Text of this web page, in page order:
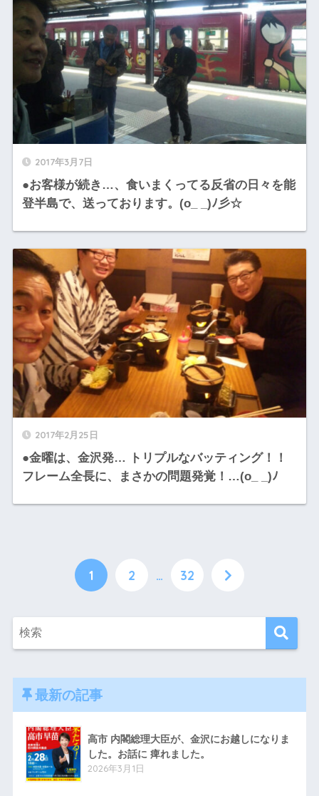
2017年3月7日
●お客様が続き…、食いまくってる反省の日々を能
登半島で、送っております。(o_ _)ﾉ彡☆
2017年2月25日
●金曜は、金沢発… トリプルなバッティング！！
フレーム全長に、まさかの問題発覚！…(o_ _)ﾉ
1 2 … 32
最新の記事
高市 内閣総理大臣が、金沢にお越しになりま
した。お話に 痺れました。
2026年3月1日